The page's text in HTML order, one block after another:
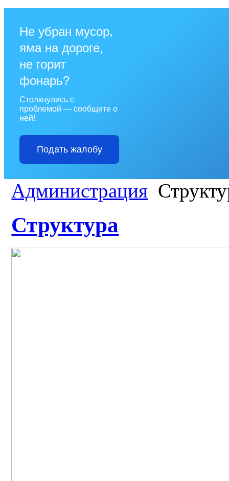
Не убран мусор,
яма на дороге,
не горит
фонарь?
Столкнулись с
проблемой — сообщите о
ней!
Подать жалобу
Администрация
Структура